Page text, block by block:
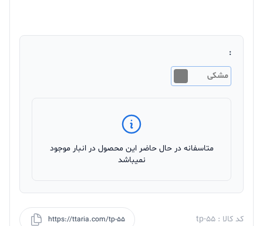
:
مشکی
متاسفانه در حال حاضر این محصول در انبار موجود
نمیباشد
کد کالا : tp-55 https://ttaria.com/tp-55